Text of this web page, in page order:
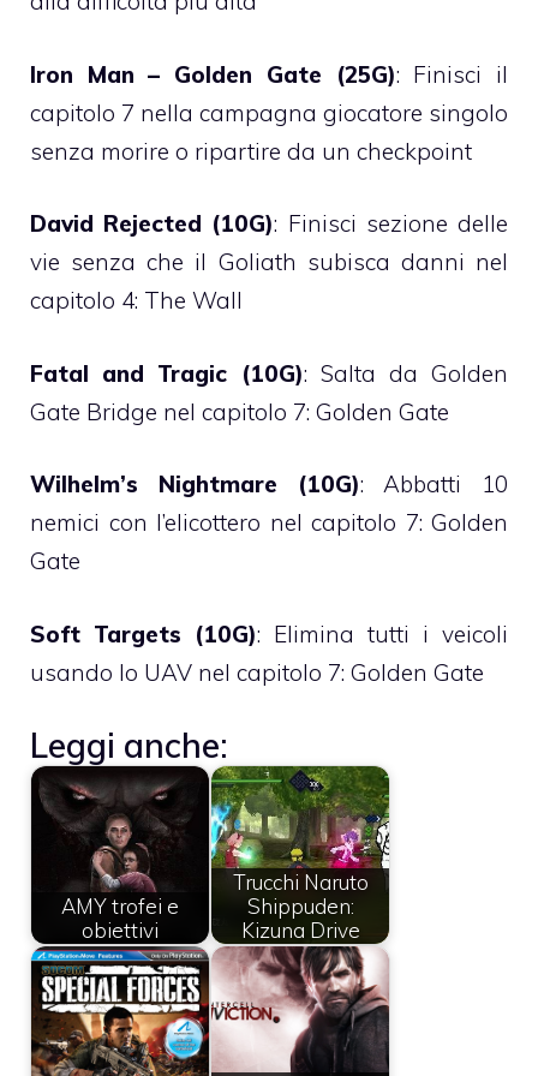
Iron Man – Golden Gate (25G): Finisci il
capitolo 7 nella campagna giocatore singolo
senza morire o ripartire da un checkpoint
David Rejected (10G): Finisci sezione delle
vie senza che il Goliath subisca danni nel
capitolo 4: The Wall
Fatal and Tragic (10G): Salta da Golden
Gate Bridge nel capitolo 7: Golden Gate
Wilhelm’s Nightmare (10G): Abbatti 10
nemici con l’elicottero nel capitolo 7: Golden
Gate
Soft Targets (10G): Elimina tutti i veicoli
usando lo UAV nel capitolo 7: Golden Gate
Leggi anche:
AMY trofei e
obiettivi
Trucchi Naruto
Shippuden:
Kizuna Drive